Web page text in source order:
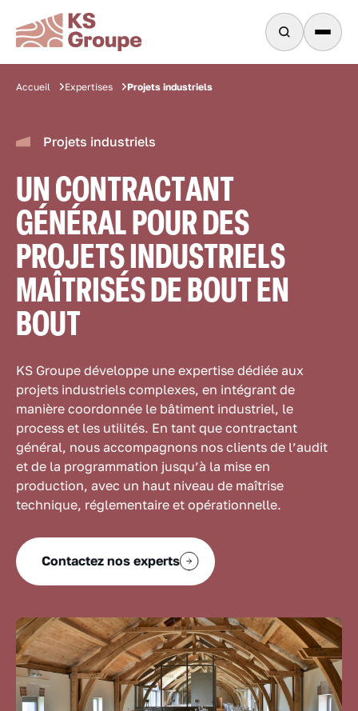
Accueil Expertises Projets industriels
Projets industriels
UN CONTRACTANT
GÉNÉRAL POUR DES
PROJETS INDUSTRIELS
MAÎTRISÉS DE BOUT EN
BOUT
KS Groupe développe une expertise dédiée aux
projets industriels complexes, en intégrant de
manière coordonnée le bâtiment industriel, le
process et les utilités. En tant que contractant
général, nous accompagnons nos clients de l’audit
et de la programmation jusqu’à la mise en
production, avec un haut niveau de maîtrise
technique, réglementaire et opérationnelle.
Contactez nos experts